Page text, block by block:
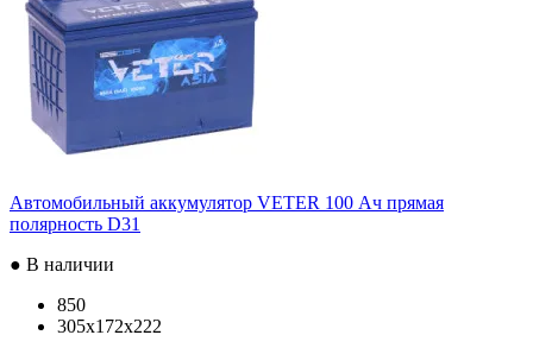
Автомобильный аккумулятор VETER 100 Ач прямая
полярность D31
● В наличии
850
305x172x222